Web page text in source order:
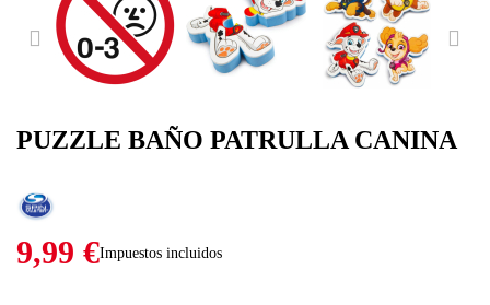
PUZZLE BAÑO PATRULLA CANINA
PREVIOUS
9,99 €Impuestos incluidos